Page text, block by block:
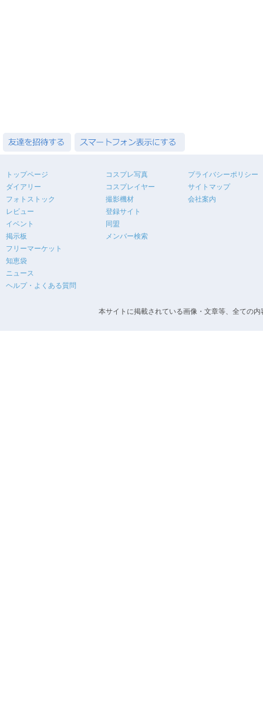
トップページ
ダイアリー
フォトストック
レビュー
イベント
掲示板
フリーマーケット
知恵袋
ニュース
ヘルプ・よくある質問
コスプレ写真
コスプレイヤー
撮影機材
登録サイト
同盟
メンバー検索
プライバシーポリシー
サイトマップ
会社案内
本サイトに掲載されている画像・文章等、全ての